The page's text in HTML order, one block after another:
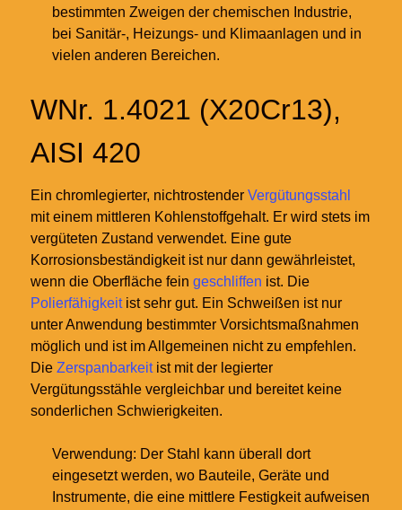
bestimmten Zweigen der chemischen Industrie,
bei Sanitär-, Heizungs- und Klimaanlagen und in
vielen anderen Bereichen.
WNr. 1.4021 (X20Cr13),
AISI 420
Ein chromlegierter, nichtrostender Vergütungsstahl
mit einem mittleren Kohlenstoffgehalt. Er wird stets im
vergüteten Zustand verwendet. Eine gute
Korrosionsbeständigkeit ist nur dann gewährleistet,
wenn die Oberfläche fein geschliffen ist. Die
Polierfähigkeitist sehr gut. Ein Schweißen ist nur
unter Anwendung bestimmter Vorsichtsmaßnahmen
möglich und ist im Allgemeinen nicht zu empfehlen.
Die Zerspanbarkeitist mit der legierter
Vergütungsstähle vergleichbar und bereitet keine
sonderlichen Schwierigkeiten.
Verwendung: Der Stahl kann überall dort
eingesetzt werden, wo Bauteile, Geräte und
Instrumente, die eine mittlere Festigkeit aufweisen